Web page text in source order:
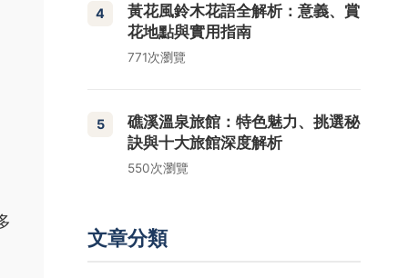
4
黃花風鈴木花語全解析：意義、賞
花地點與實用指南
771次瀏覽
5
礁溪溫泉旅館：特色魅力、挑選秘
訣與十大旅館深度解析
550次瀏覽
文章分類